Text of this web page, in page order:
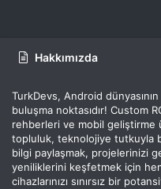
Hakkımızda
TurkDevs, Android
buluşma noktasıdır! Custom
rehberleri ve mobil geliştirme
topluluk, teknolojiye tutkuyla
bilgi paylaşmak, projelerinizi
yeniliklerini keşfetmek için
cihazlarınızı sınırsız bir